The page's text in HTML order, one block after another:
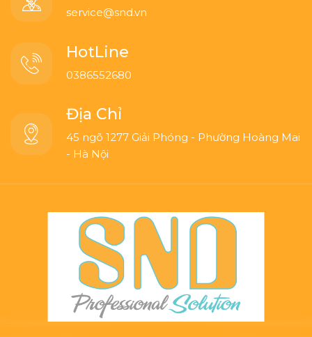
service@snd.vn
HotLine
0386552680
Địa Chỉ
45 ngõ 1277 Giải Phóng - Phường Hoàng Mai
- Hà Nội